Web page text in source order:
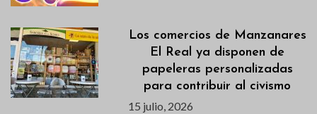
Los comercios de Manzanares
El Real ya disponen de
papeleras personalizadas
para contribuir al civismo
15 julio, 2026